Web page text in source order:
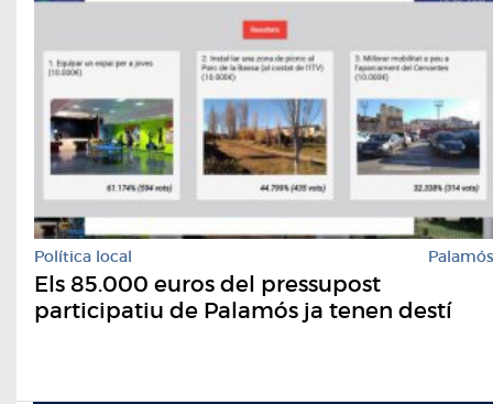
Política local Palamós
Els 85.000 euros del pressupost
participatiu de Palamós ja tenen destí